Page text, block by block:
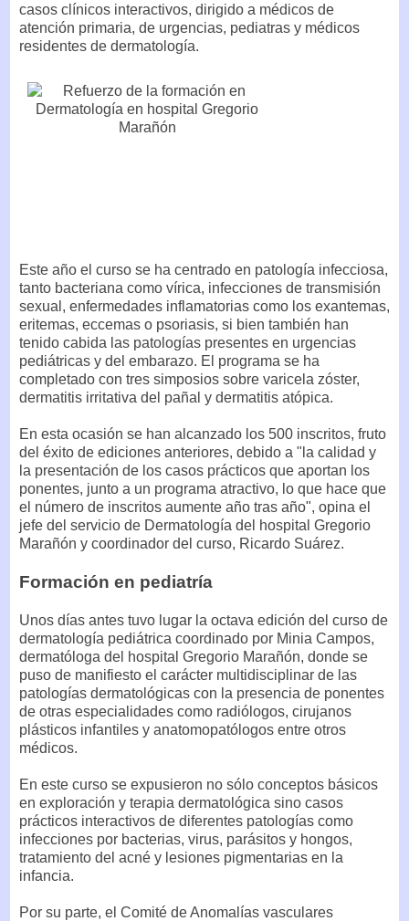
casos clínicos interactivos, dirigido a médicos de
atención primaria, de urgencias, pediatras y médicos
residentes de dermatología.
Este año el curso se ha centrado en patología infecciosa,
tanto bacteriana como vírica, infecciones de transmisión
sexual, enfermedades inflamatorias como los exantemas,
eritemas, eccemas o psoriasis, si bien también han
tenido cabida las patologías presentes en urgencias
pediátricas y del embarazo. El programa se ha
completado con tres simposios sobre varicela zóster,
dermatitis irritativa del pañal y dermatitis atópica.
En esta ocasión se han alcanzado los 500 inscritos, fruto
del éxito de ediciones anteriores, debido a "la calidad y
la presentación de los casos prácticos que aportan los
ponentes, junto a un programa atractivo, lo que hace que
el número de inscritos aumente año tras año", opina el
jefe del servicio de Dermatología del hospital Gregorio
Marañón y coordinador del curso, Ricardo Suárez.
Formación en pediatría
Unos días antes tuvo lugar la octava edición del curso de
dermatología pediátrica coordinado por Minia Campos,
dermatóloga del hospital Gregorio Marañón, donde se
puso de manifiesto el carácter multidisciplinar de las
patologías dermatológicas con la presencia de ponentes
de otras especialidades como radiólogos, cirujanos
plásticos infantiles y anatomopatólogos entre otros
médicos.
En este curso se expusieron no sólo conceptos básicos
en exploración y terapia dermatológica sino casos
prácticos interactivos de diferentes patologías como
infecciones por bacterias, virus, parásitos y hongos,
tratamiento del acné y lesiones pigmentarias en la
infancia.
Por su parte, el Comité de Anomalías vasculares